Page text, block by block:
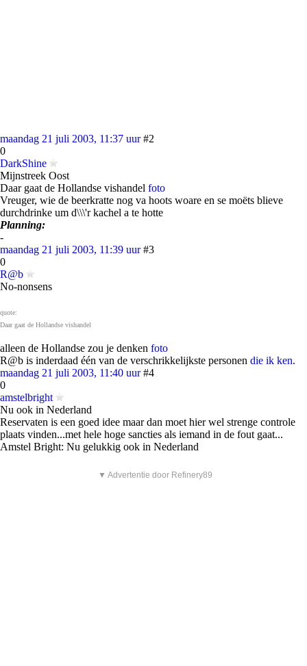
maandag 21 juli 2003, 11:37 uur #2
0
DarkShine
Mijnstreek Oost
Daar gaat de Hollandse vishandel foto
Vreuger, wie de beerkratte nog va hoots woare en se moëts blieve
durchdrinke um d\\\'r kachel a te hotte
Planning:
-
maandag 21 juli 2003, 11:39 uur #3
0
R@b
No-nonsens
quote:
Daar gaat de Hollandse vishandel
alleen de Hollandse zou je denken foto
R@b is inderdaad één van de verschrikkelijkste personen die ik ken.
maandag 21 juli 2003, 11:40 uur #4
0
amstelbright
Nu ook in Nederland
Reservaten is een goed idee maar dan moet hier wel strenge controle
plaats vinden...met hele hoge sancties als iemand in de fout gaat...
Amstel Bright: Nu gelukkig ook in Nederland
▼ Advertentie door Refinery89